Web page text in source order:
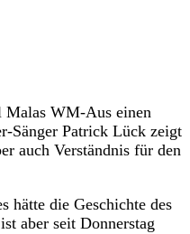
Malas WM-Aus einen
Sänger Patrick Lück zeigt
auch Verständnis für den
hätte die Geschichte des
aber seit Donnerstag